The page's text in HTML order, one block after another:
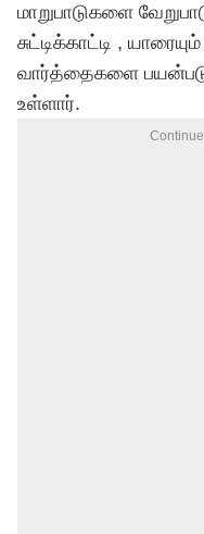
மாறுபாடுகளை
சுட்டிக்காட்டி ,
வார்த்தைகளை
உள்ளார்.